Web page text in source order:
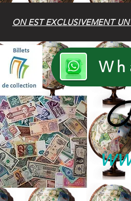
ON EST EXCLUSIVEMENT